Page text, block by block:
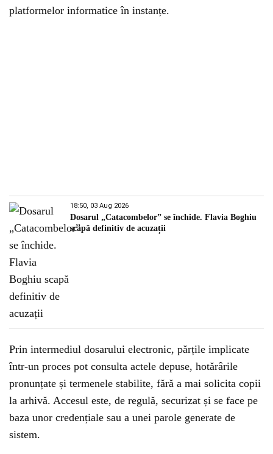
platformelor informatice în instanțe.
18:50, 03 Aug 2026
Dosarul „Catacombelor” se închide. Flavia Boghiu
scapă definitiv de acuzații
Prin intermediul dosarului electronic, părțile implicate
într-un proces pot consulta actele depuse, hotărârile
pronunțate și termenele stabilite, fără a mai solicita copii
la arhivă. Accesul este, de regulă, securizat și se face pe
baza unor credențiale sau a unei parole generate de
sistem.